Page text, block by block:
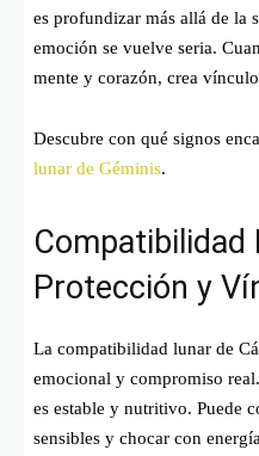
es profundizar más allá de la
emoción se vuelve seria.
mente y corazón, crea
Descubre con qué signos
lunar de Géminis.
Compatibilidad
Protección y
La compatibilidad lunar de
emocional y compromiso
es estable y nutritivo. Puede
sensibles y chocar con